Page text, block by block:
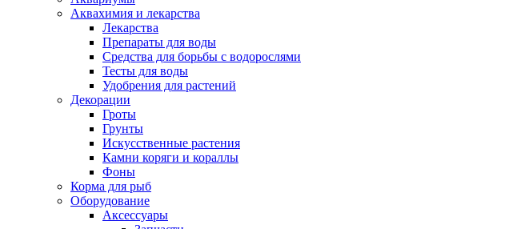
Аквахимия и лекарства
Лекарства
Препараты для воды
Средства для борьбы с водорослями
Тесты для воды
Удобрения для растений
Декорации
Гроты
Грунты
Искусственные растения
Камни коряги и кораллы
Фоны
Корма для рыб
Оборудование
Аксессуары